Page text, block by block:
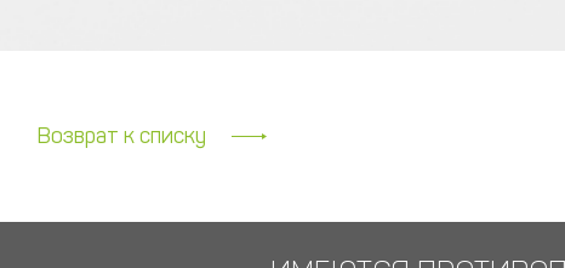
Возврат к списку